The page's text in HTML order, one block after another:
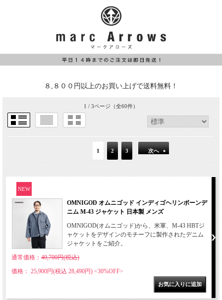
８,８００円以上のお買い上げで送料無料！
1 / 3ページ（全60件）
1 2 3 次へ
NEW
OMNIGOD オムニゴッド インディゴヘリンボーンデ
ニム M-43 ジャケット 日本製 メンズ
OMNIGOD(オムニゴッド)から、米軍、M-43 HBTジ
ャケットをデザインのモチーフに製作されたデニム
ジャケットをご紹介。
通常価格： 40,700円(税込)
価格： 25,900円(税込 28,490円) <30%OFF>